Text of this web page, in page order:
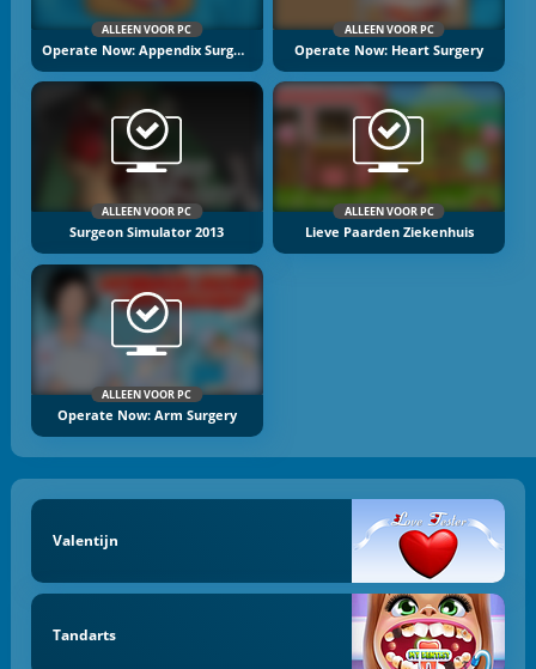
ALLEEN VOOR PC
Operate Now: Appendix Surgery
ALLEEN VOOR PC
Operate Now: Heart Surgery
ALLEEN VOOR PC
Surgeon Simulator 2013
ALLEEN VOOR PC
Lieve Paarden Ziekenhuis
ALLEEN VOOR PC
Operate Now: Arm Surgery
Valentijn
Tandarts